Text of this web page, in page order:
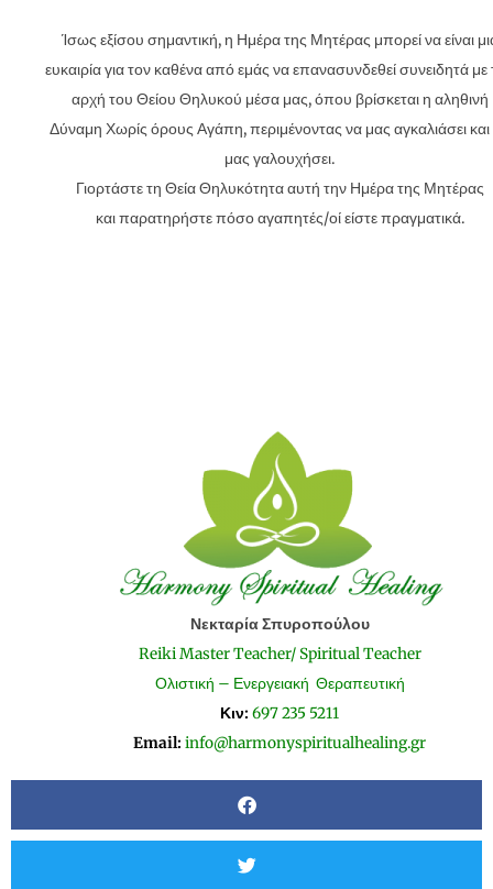
Ίσως εξίσου σημαντική, η Ημέρα της Μητέρας μπορεί να είναι
ευκαιρία για τον καθένα από εμάς να επανασυνδεθεί συνειδητά με
αρχή του Θείου Θηλυκού μέσα μας, όπου βρίσκεται η αληθινή
Δύναμη Χωρίς όρους Αγάπη, περιμένοντας να μας αγκαλιάσει και
μας γαλουχήσει.
Γιορτάστε τη Θεία Θηλυκότητα αυτή την Ημέρα της Μητέρας
και παρατηρήστε πόσο αγαπητές/οί είστε πραγματικά.
Νεκταρία Σπυροπούλου
Reiki Master Teacher/ Spiritual Teacher
Ολιστική – Ενεργειακή Θεραπευτική
Κιν: 697 235 5211
Email: info@harmonyspiritualhealing.gr